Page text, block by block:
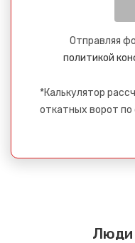
Отправляя
политикой
*Калькулятор
откатных ворот
Люди